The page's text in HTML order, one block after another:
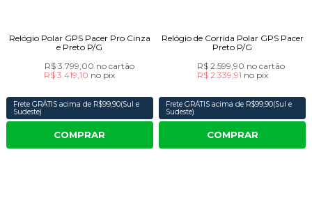
Relógio Polar GPS Pacer Pro Cinza
e Preto P/G
R$ 3.799,00 no cartão
R$ 3.419,10 no pix
Frete GRÁTIS acima de R$99,90(Sul e
Sudeste)
COMPRAR
Relógio de Corrida Polar GPS Pacer
Preto P/G
R$ 2.599,90 no cartão
R$ 2.339,91 no pix
Frete GRÁTIS acima de R$99,90(Sul e
Sudeste)
COMPRAR